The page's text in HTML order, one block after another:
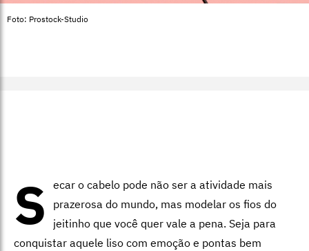
Foto: Prostock-Studio
S
ecar o cabelo pode não ser a atividade mais
prazerosa do mundo, mas modelar os fios do
jeitinho que você quer vale a pena. Seja para
conquistar aquele liso com emoção e pontas bem